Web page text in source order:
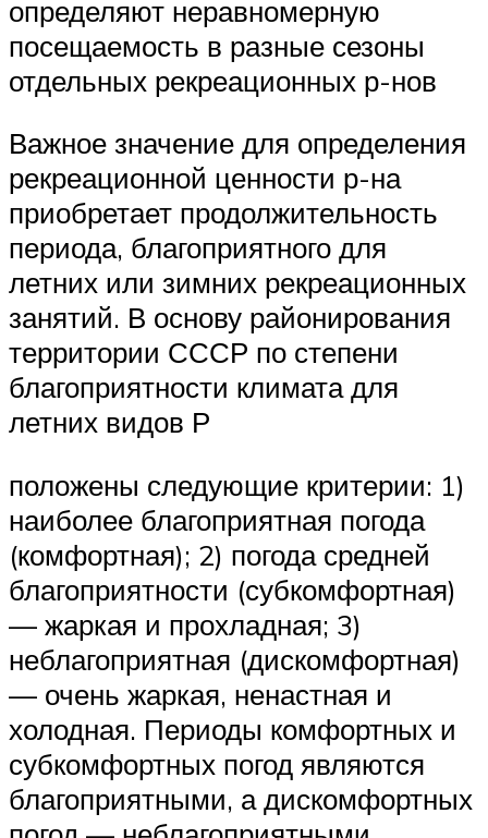
определяют неравномерную
посещаемость в разные сезоны
отдельных рекреационных р-нов
Важное значение для определения
рекреационной ценности р-на
приобретает продолжительность
периода, благоприятного для
летних или зимних рекреационных
занятий. В основу районирования
территории СССР по степени
благоприятности климата для
летних видов Р
положены следующие критерии: 1)
наиболее благоприятная погода
(комфортная); 2) погода средней
благоприятности (субкомфортная)
— жаркая и прохладная; 3)
неблагоприятная (дискомфортная)
— очень жаркая, ненастная и
холодная. Периоды комфортных и
субкомфортных погод являются
благоприятными, а дискомфортных